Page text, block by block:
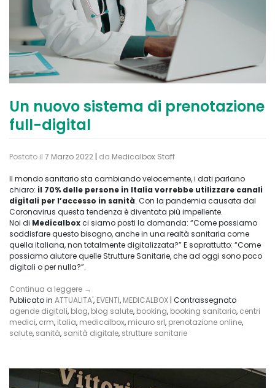
Un nuovo sistema di prenotazione
full-digital
Postato il 7 Marzo 2022 | da Medicalbox Staff
Il mondo sanitario sta cambiando velocemente, i dati parlano
chiaro: il 70% delle persone in Italia vorrebbe utilizzare canali
digitali per l’accesso in sanità. Con la pandemia causata dal
Coronavirus questa tendenza è diventata più impellente.
Noi di Medicalboxci siamo posti la domanda: “Come possiamo
soddisfare questo bisogno, anche in una realtà sanitaria come
quella italiana, non totalmente digitalizzata?” E soprattutto: “Come
possiamo aiutare quelle Strutture Sanitarie, che ad oggi sono poco
digitali o per nulla?”.
Continua a leggere →
Publicato in ATTUALITA', EVENTI, MEDICALBOX | Contrassegnato
agende digitali, blog, blog salute, booking, booking sanitario, centri
medici, crm, italia, medicalbox, micuro srl, prenotazione online,
salute, sanità, sanità digitale, strutture sanitarie